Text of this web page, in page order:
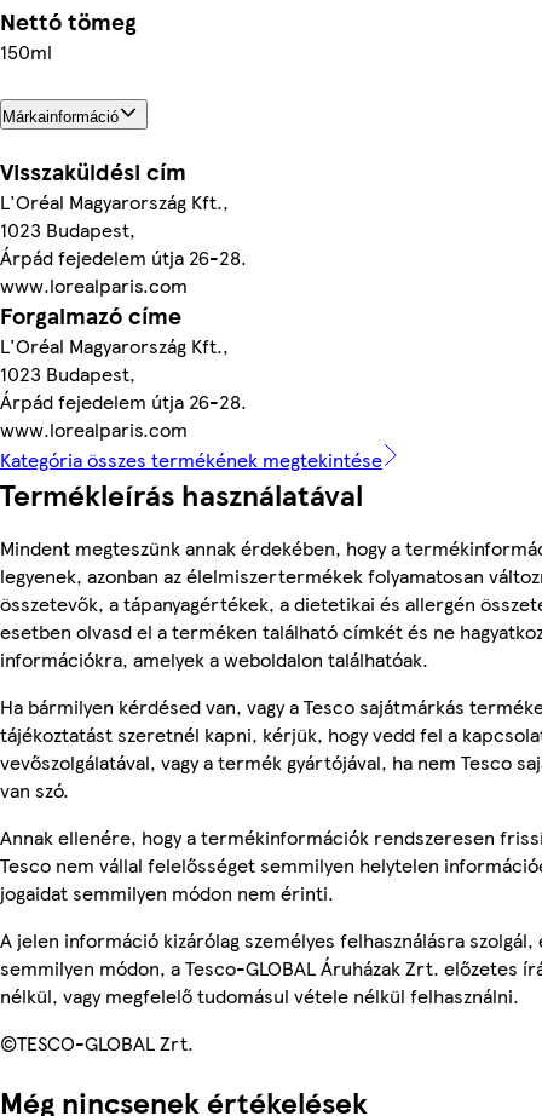
Nettó tömeg
150ml
Márkainformáció
Visszaküldési cím
L'Oréal Magyarország Kft.,
1023 Budapest,
Árpád fejedelem útja 26-28.
www.lorealparis.com
Forgalmazó címe
L'Oréal Magyarország Kft.,
1023 Budapest,
Árpád fejedelem útja 26-28.
www.lorealparis.com
Kategória összes termékének megtekintése
Termékleírás használatával
Mindent megteszünk annak érdekében, hogy a
legyenek, azonban az élelmiszertermékek folyamatosan
összetevők, a tápanyagértékek, a dietetikai és allergén
esetben olvasd el a terméken található címkét és ne
információkra, amelyek a weboldalon találhatóak.
Ha bármilyen kérdésed van, vagy a Tesco sajátmárkás
tájékoztatást szeretnél kapni, kérjük, hogy vedd fel a
vevőszolgálatával, vagy a termék gyártójával, ha nem Tesco
van szó.
Annak ellenére, hogy a termékinformációk rendszeresen
Tesco nem vállal felelősséget semmilyen helytelen
jogaidat semmilyen módon nem érinti.
A jelen információ kizárólag személyes felhasználásra
semmilyen módon, a Tesco-GLOBAL Áruházak Zrt. előzetes
nélkül, vagy megfelelő tudomásul vétele nélkül felhasználni.
©TESCO-GLOBAL Zrt.
Még nincsenek értékelések